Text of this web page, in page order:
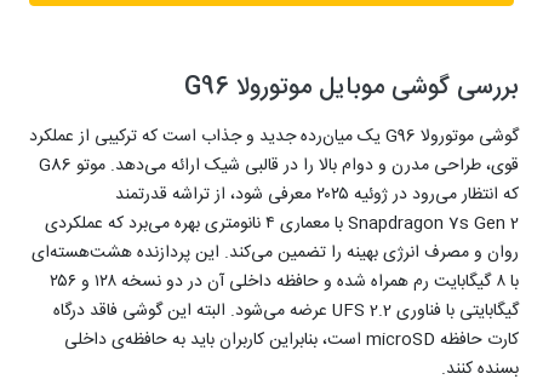
بررسی گوشی موبایل موتورولا G96
گوشی موتورولا G96 یک میان‌رده‌ جدید و جذاب است که ترکیبی از عملکرد
قوی، طراحی مدرن و دوام بالا را در قالبی شیک ارائه می‌دهد. موتو G86
که انتظار می‌رود در ژوئیه ۲۰۲۵ معرفی شود، از تراشه‌ قدرتمند
Snapdragon 7s Gen 2 با معماری ۴ نانومتری بهره می‌برد که عملکردی
روان و مصرف انرژی بهینه را تضمین می‌کند. این پردازنده‌ هشت‌هسته‌ای
با ۸ گیگابایت رم همراه شده و حافظه‌ داخلی آن در دو نسخه‌ ۱۲۸ و ۲۵۶
گیگابایتی با فناوری UFS 2.2 عرضه می‌شود. البته این گوشی فاقد درگاه
کارت حافظه microSD است، بنابراین کاربران باید به حافظه‌ی داخلی
بسنده کنند.